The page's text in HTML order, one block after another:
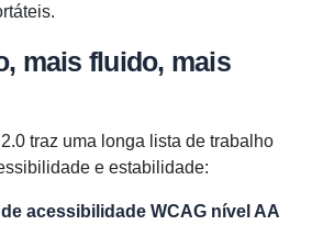
mais fluido, mais
traz uma longa lista de trabalho
e estabilidade:
acessibilidade WCAG nível AA